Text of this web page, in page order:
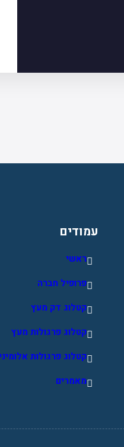
עמודים
ראשי
פרופיל חברה
קטלוג דק מעץ
קטלוג פרגולות מעץ
קטלוג פרגולות
מאמרים